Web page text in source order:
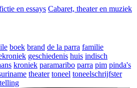
en essays Cabaret, theater en muziek
boek brand de la parra familie
geschiedenis huis indisch
kroniek paramaribo parra pim pinda's
theater toneel toneelschrijfster